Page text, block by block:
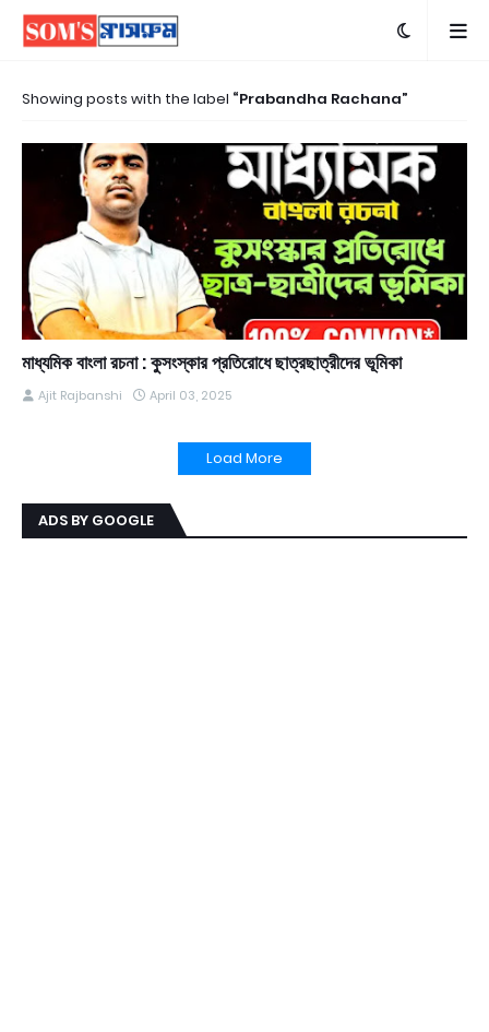
Showing posts with the label Prabandha Rachana
মাধ্যমিক বাংলা রচনা : কুসংস্কার প্রতিরোধে ছাত্রছাত্রীদের ভূমিকা
Ajit Rajbanshi April 03, 2025
Load More
ADS BY GOOGLE